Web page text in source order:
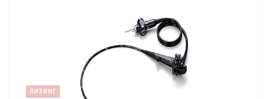
ЛИЗИНГ